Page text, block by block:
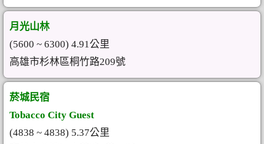
月光山林
(5600 ~ 6300) 4.91公里
高雄市杉林區桐竹路209號
菸城民宿
Tobacco City Guest
(4838 ~ 4838) 5.37公里